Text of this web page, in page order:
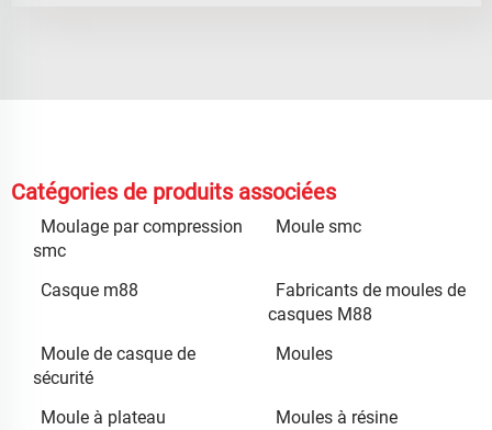
Catégories de produits associées
Moulage par compression
smc
Moule smc
Casque m88
Fabricants de moules de
casques M88
Moule de casque de
sécurité
Moules
Moule à plateau
Moules à résine